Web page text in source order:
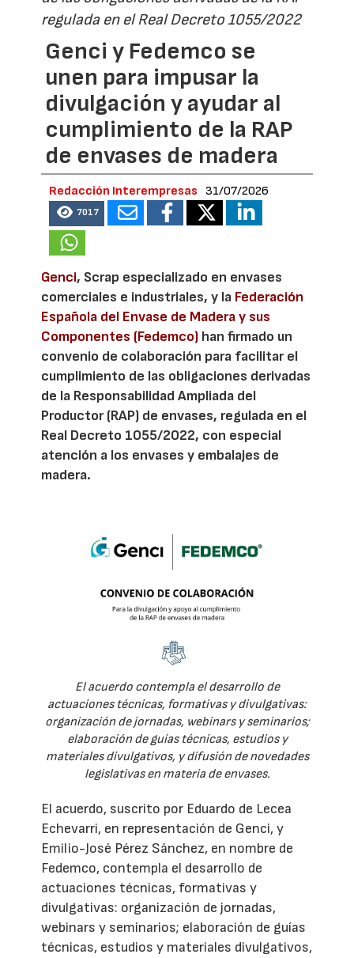
regulada en el Real Decreto 1055/2022
Genci y Fedemco se
unen para impusar la
divulgación y ayudar al
cumplimiento de la RAP
de envases de madera
Redacción Interempresas 31/07/2026
7017
Genci, Scrap especializado en envases
comerciales e industriales, y la Federación
Española del Envase de Madera y sus
Componentes (Fedemco) han firmado un
convenio de colaboración para facilitar el
cumplimiento de las obligaciones derivadas
de la Responsabilidad Ampliada del
Productor (RAP) de envases, regulada en el
Real Decreto 1055/2022, con especial
atención a los envases y embalajes de
madera.
El acuerdo contempla el desarrollo de
actuaciones técnicas, formativas y divulgativas:
organización de jornadas, webinars y seminarios;
elaboración de guías técnicas, estudios y
materiales divulgativos, y difusión de novedades
legislativas en materia de envases.
El acuerdo, suscrito por Eduardo de Lecea
Echevarri, en representación de Genci, y
Emilio-José Pérez Sánchez, en nombre de
Fedemco, contempla el desarrollo de
actuaciones técnicas, formativas y
divulgativas: organización de jornadas,
webinars y seminarios; elaboración de guías
técnicas, estudios y materiales divulgativos,